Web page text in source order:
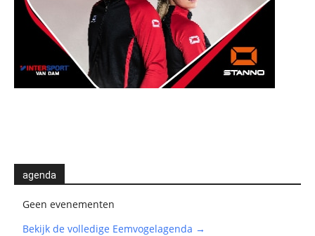
agenda
Geen evenementen
Bekijk de volledige Eemvogelagenda →